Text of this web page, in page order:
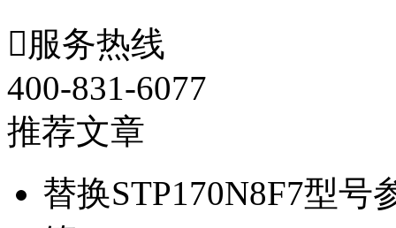
服务热线
400-831-6077
推荐文章
替换STP170N8F7型